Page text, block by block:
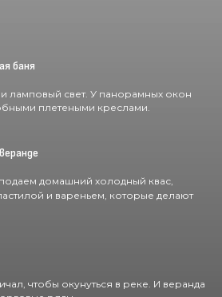
баня
ламповый свет. У панорамных окон
плетеными креслами.
домашний холодный квас,
и вареньем, которые делают
чтобы окунуться в реке. И веранда